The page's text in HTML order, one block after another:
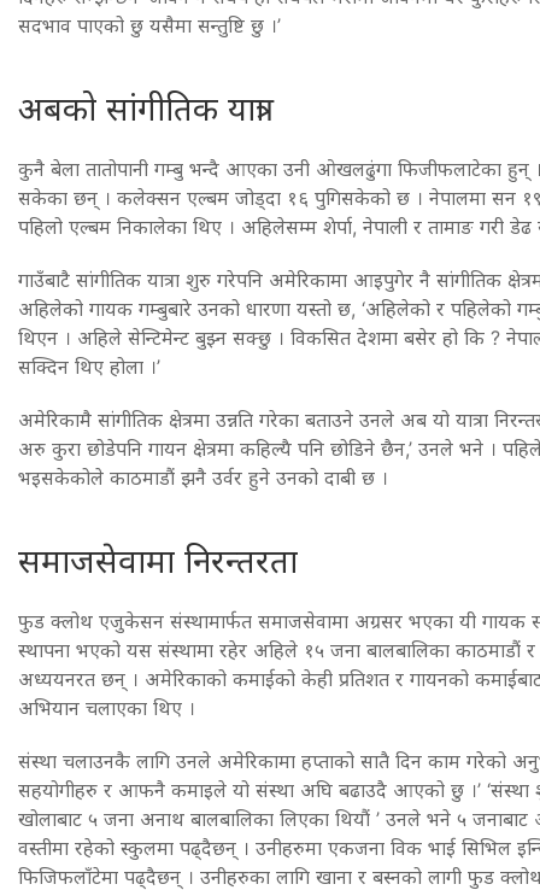
सदभाव पाएको छु यसैमा सन्तुष्टि छु ।’
अबको सांगीतिक यात्रा
कुनै बेला तातोपानी गम्बु भन्दै आएका उनी ओखलढुंगा फिजीफलाटेका हुन्
सकेका छन् । कलेक्सन एल्बम जोड्दा १६ पुगिसकेको छ । नेपालमा सन
पहिलो एल्बम निकालेका थिए । अहिलेसम्म शेर्पा, नेपाली र तामाङ गरी
गाउँबाटै सांगीतिक यात्रा शुरु गरेपनि अमेरिकामा आइपुगेर नै सांगीतिक
अहिलेको गायक गम्बुबारे उनको धारणा यस्तो छ, ‘अहिलेको र पहिलेको
थिएन । अहिले सेन्टिमेन्ट बुझ्न सक्छु । विकसित देशमा बसेर हो कि ?
सक्दिन थिए होला ।’
अमेरिकामै सांगीतिक क्षेत्रमा उन्नति गरेका बताउने उनले अब यो यात्रा
अरु कुरा छोडेपनि गायन क्षेत्रमा कहिल्यै पनि छोडिने छैन,’ उनले भने ।
भइसकेकोले काठमाडौं झनै उर्वर हुने उनको दाबी छ ।
समाजसेवामा निरन्तरता
फुड क्लोथ एजुकेसन संस्थामार्फत समाजसेवामा अग्रसर भएका यी गायक
स्थापना भएको यस संस्थामा रहेर अहिले १५ जना बालबालिका काठमाडौं र
अध्ययनरत छन् । अमेरिकाको कमाईको केही प्रतिशत र गायनको
अभियान चलाएका थिए ।
संस्था चलाउनकै लागि उनले अमेरिकामा हप्ताको सातै दिन काम गरेको
सहयोगीहरु र आफनै कमाइले यो संस्था अघि बढाउदै आएको छु ।’ ‘संस्था
खोलाबाट ५ जना अनाथ बालबालिका लिएका थियौं ’ उनले भने ५
वस्तीमा रहेको स्कुलमा पढ्दैछन् । उनीहरुमा एकजना विक भाई सिभिल
फिजिफलाँटेमा पढ्दैछन् । उनीहरुका लागि खाना र बस्नको लागी फुड